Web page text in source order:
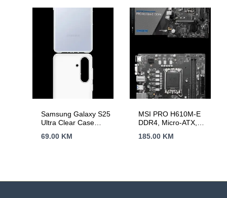
Samsung Galaxy S25
Ultra Clear Case
69.00 KM
MSI PRO H610M-E
DDR4, Micro-ATX,
Channel DDR4
Gen 1, 4x USB 2.0,
185.00 KM